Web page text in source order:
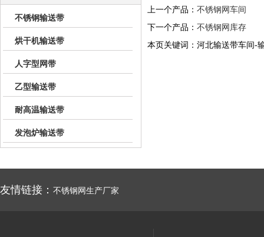
不锈钢输送带
烘干机输送带
人字型网带
乙型输送带
耐高温输送带
发泡炉输送带
上一个产品： 不锈钢网车间
下一个产品： 不锈钢网库存
本页关键词：河北输送带车间-
友情链接： 不锈钢网生产厂家